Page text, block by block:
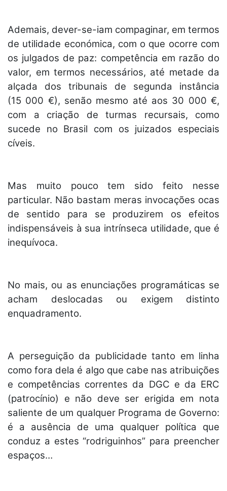
Ademais, dever-se-iam compaginar, em termos
de utilidade económica, com o que ocorre com
os julgados de paz: competência em razão do
valor, em termos necessários, até metade da
alçada dos tribunais de segunda instância
(15 000 €), senão mesmo até aos 30 000 €,
com a criação de turmas recursais, como
sucede no Brasil com os juizados especiais
cíveis.
Mas muito pouco tem sido feito nesse
particular. Não bastam meras invocações ocas
de sentido para se produzirem os efeitos
indispensáveis à sua intrínseca utilidade, que é
inequívoca.
No mais, ou as enunciações programáticas se
acham deslocadas ou exigem distinto
enquadramento.
A perseguição da publicidade tanto em linha
como fora dela é algo que cabe nas atribuições
e competências correntes da DGC e da ERC
(patrocínio) e não deve ser erigida em nota
saliente de um qualquer Programa de Governo:
é a ausência de uma qualquer política que
conduz a estes “rodriguinhos” para preencher
espaços…